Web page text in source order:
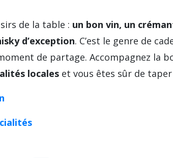
de la table : un bon vin, un
d’exception. C’est le genre de
de partage. Accompagnez la
locales et vous êtes sûr de